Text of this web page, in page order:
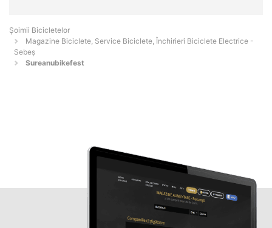
Șoimii Bicicletelor
Magazine Biciclete, Service Biciclete, Închirieri Biciclete Electrice -
Sebeş
Sureanubikefest